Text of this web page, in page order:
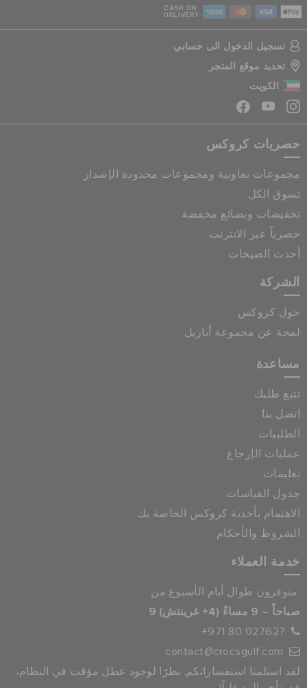
CASH ON
DELIVERY
تسجيل الدخول الى حسابي
تحديد موقع المتجر
الكويت
حصريات كروكس
مجموعات تعاونية ومجموعات محدودة الإصدار
تسوق الكل
تخفيضات وبضائع مخفضة
حصرياً عبر الانترنت
أحدث الصيحات
الشركة
حول كروكس
لمحة عن مجموعة أباريل
مساعدة
تتبع طلبك
اتصل بنا
الطلبيات
عمليات الإرجاع
تعليمات
جدول القياسات
الاهتمام بأحذية كروكس الخاصة بك
الشروط والأحكام
خدمة العملاء
متوفرون طوال أيام الأسبوع من:
9 صباحاً – 9 مساءً (4+ غرينتش)
+971 80 027627
contact@crocsgulf.com
لقد استلمنا استفساراتكم. نظرًا لوجود عطل مؤقت في النظام،